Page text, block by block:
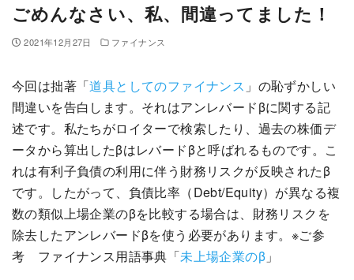
ごめんなさい、私、間違ってました！
2021年12月27日 ファイナンス
今回は拙著「道具としてのファイナンス 」の恥ずかしい
間違いを告白します。それはアンレバードβに関する記
述です。私たちがロイターで検索したり、過去の株価デ
ータから算出したβはレバードβと呼ばれるものです。こ
れは有利子負債の利用に伴う財務リスクが反映されたβ
です。したがって、負債比率（Debt/Equity）が異なる複
数の類似上場企業のβを比較する場合は、財務リスクを
除去したアンレバードβを使う必要があります。※ご参
考 ファイナンス用語事典「未上場企業のβ 」